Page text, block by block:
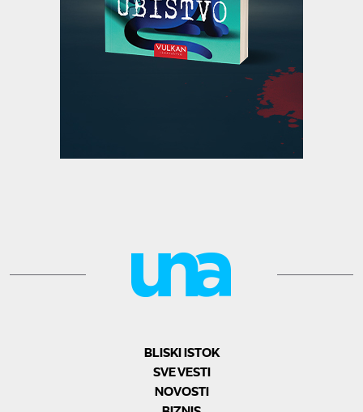
BLISKI ISTOK
SVE VESTI
NOVOSTI